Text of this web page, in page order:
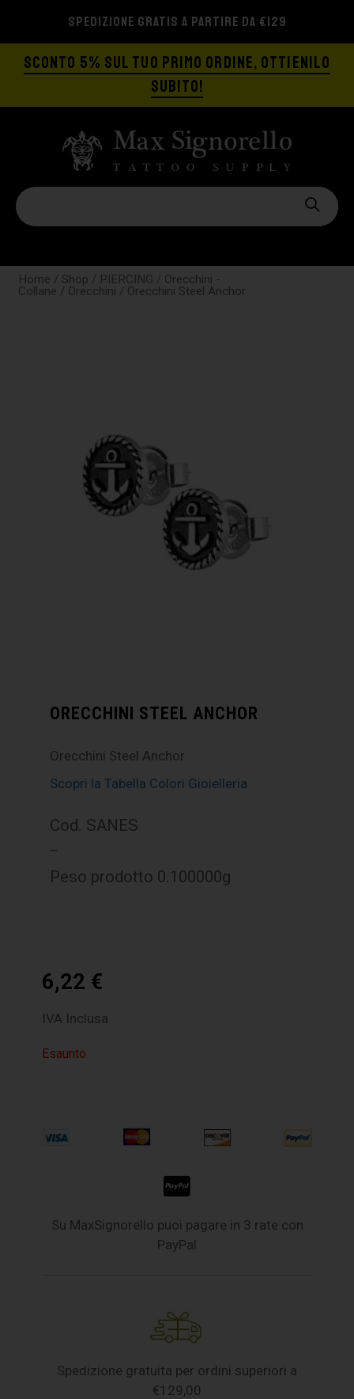
SPEDIZIONE GRATIS A PARTIRE DA €129
SCONTO 5% SUL TUO PRIMO ORDINE, OTTIENILO
SUBITO!
Home / Shop / PIERCING / Orecchini -
Collane / Orecchini / Orecchini Steel Anchor
ORECCHINI STEEL ANCHOR
Orecchini Steel Anchor
Scopri la Tabella Colori Gioielleria
Cod. SANES
–
Peso prodotto 0.100000g
6,22 €
IVA Inclusa
Esaurito
Su MaxSignorello puoi pagare in 3 rate con
PayPal
Spedizione gratuita per ordini superiori a
€129,00